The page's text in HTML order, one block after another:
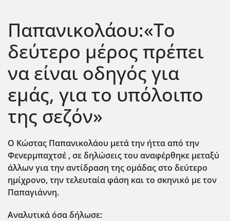
Παπανικολάου:«Το
δεύτερο μέρος πρέπει
να είναι οδηγός για
εμάς, για το υπόλοιπο
της σεζόν»
O Kώστας Παπανικολάου μετά την ήττα από την
Φενερμπαχτσέ , σε δηλώσεις του αναφέρθηκε μεταξύ
άλλων για την αντίδραση της ομάδας στο δεύτερο
ημίχρονο, την τελευταία φάση και το σκηνικό με τον
Παπαγιάννη.
Αναλυτικά όσα δήλωσε: